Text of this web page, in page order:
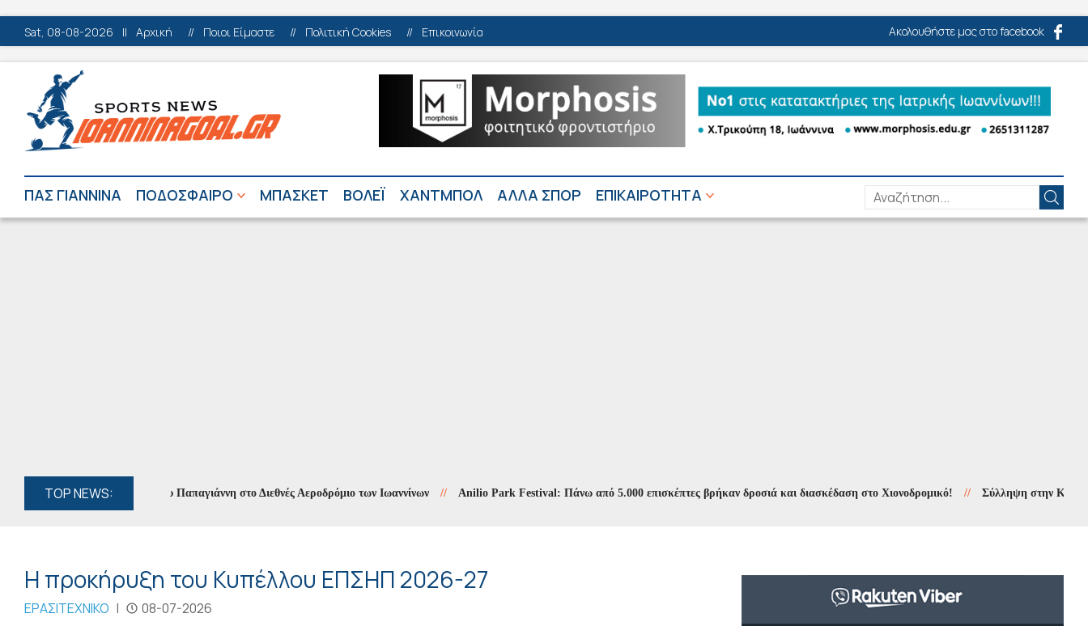
Sat, 08-08-2026 || Αρχική // Ποιοι Είμαστε // Πολιτική Cookies // Επικοινωνία Ακολουθήστε μας στο facebook
ΠΑΣ ΓΙΑΝΝΙΝΑ ΠΟΔΟΣΦΑΙΡΟ ΜΠΑΣΚΕΤ ΒΟΛΕΪ ΧΑΝΤΜΠΟΛ ΑΛΛΑ ΣΠΟΡ ΕΠΙΚΑΙΡΟΤΗΤΑ
TOP NEWS:
του Θεόδωρου Παπαγιάννη στο Διεθνές Αεροδρόμιο των Ιωαννίνων // Anilio Park Festival: Πάνω από 5.000 επισκέπτες βρήκαν δροσιά και διασκέδαση στο Χιονοδρομικό! // Σύλληψη στην Κόνιτσα για
Η προκήρυξη του Κυπέλλου ΕΠΣΗΠ 2026-27
ΕΡΑΣΙΤΕΧΝΙΚΟ | 08-07-2026